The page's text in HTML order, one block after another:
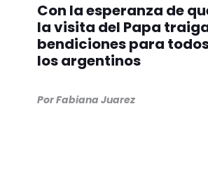
Con la esperanza de
la visita del Papa
bendiciones para
los argentinos
PorFabiana Juarez